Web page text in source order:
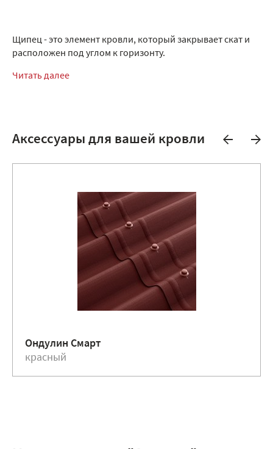
Щипец - это элемент кровли, который закрывает скат и
расположен под углом к горизонту.
Читать далее
Аксессуары для вашей кровли
Ондулин Смарт
красный